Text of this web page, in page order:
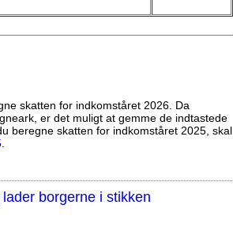
skatten for indkomståret 2026. Da
er det muligt at gemme de indtastede
beregne skatten for indkomståret 2025, skal
borgerne i stikken